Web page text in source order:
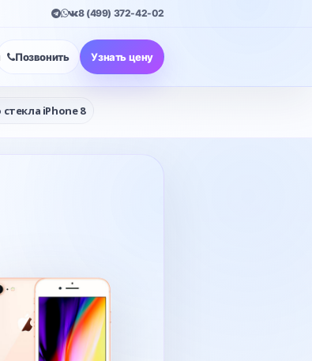
8 (499) 372-42-02
Позвонить Узнать цену
iPhone 8